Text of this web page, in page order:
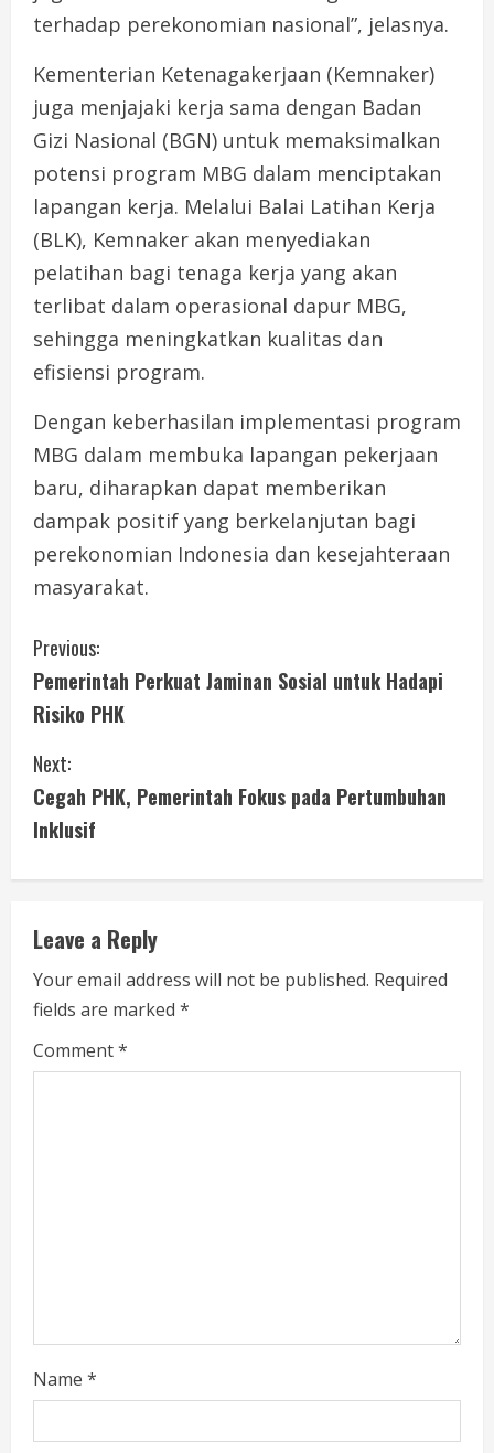
terhadap perekonomian nasional”, jelasnya.
Kementerian Ketenagakerjaan (Kemnaker)
juga menjajaki kerja sama dengan Badan
Gizi Nasional (BGN) untuk memaksimalkan
potensi program MBG dalam menciptakan
lapangan kerja. Melalui Balai Latihan Kerja
(BLK), Kemnaker akan menyediakan
pelatihan bagi tenaga kerja yang akan
terlibat dalam operasional dapur MBG,
sehingga meningkatkan kualitas dan
efisiensi program.
Dengan keberhasilan implementasi program
MBG dalam membuka lapangan pekerjaan
baru, diharapkan dapat memberikan
dampak positif yang berkelanjutan bagi
perekonomian Indonesia dan kesejahteraan
masyarakat.
C
o
n
t
i
n
u
e
R
e
Previous:
Pemerintah Perkuat Jaminan Sosial untuk Hadapi
Risiko PHK
Next:
Cegah PHK, Pemerintah Fokus pada Pertumbuhan
Inklusif
Leave a Reply
Your email address will not be published. Required
fields are marked *
Comment*
Name *